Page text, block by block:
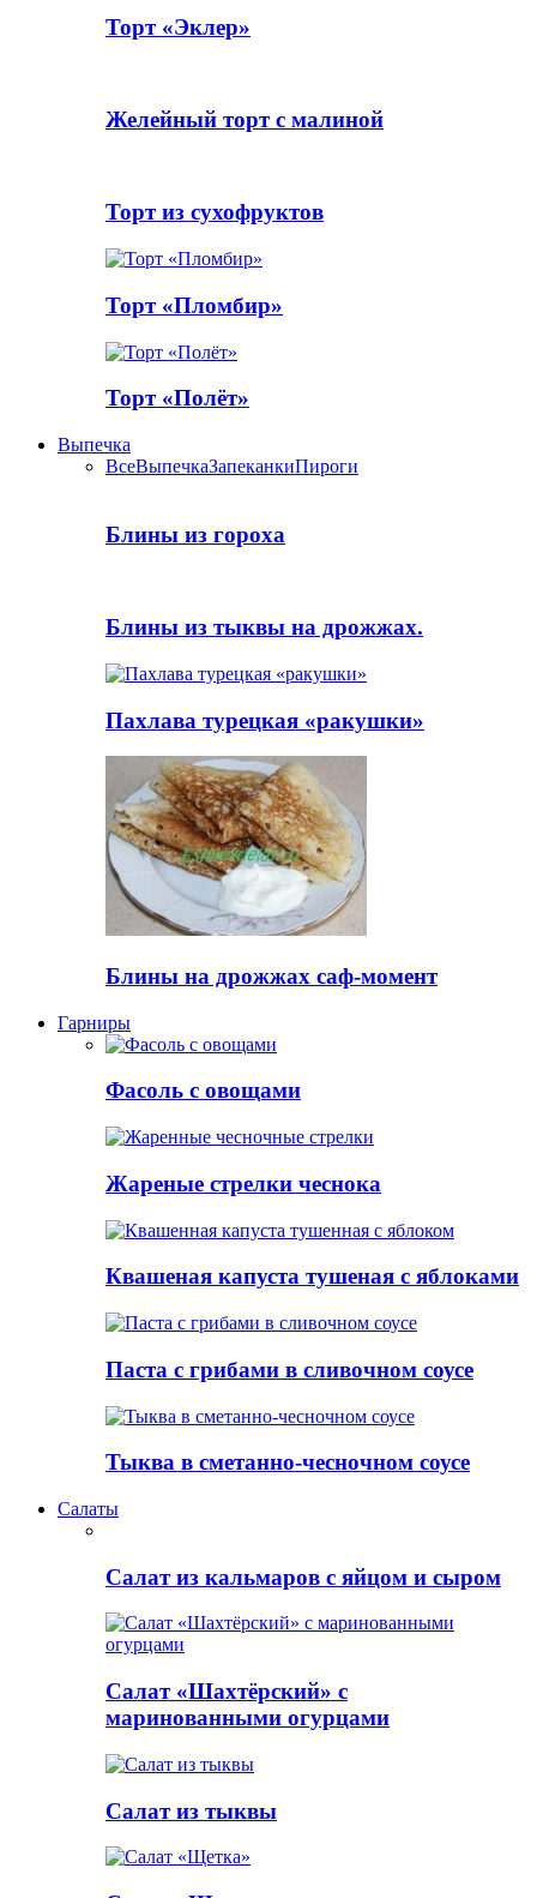
Торт «Эклер»
Желейный торт с малиной
Торт из сухофруктов
Торт «Пломбир»
Торт «Полёт»
Выпечка
ВсеВыпечкаЗапеканкиПироги
Блины из гороха
Блины из тыквы на дрожжах.
Пахлава турецкая «ракушки»
Блины на дрожжах саф-момент
Гарниры
Фасоль с овощами
Жареные стрелки чеснока
Квашеная капуста тушеная с яблоками
Паста с грибами в сливочном соусе
Тыква в сметанно-чесночном соусе
Салаты
Салат из кальмаров с яйцом и сыром
Салат «Шахтёрский» с
маринованными огурцами
Салат из тыквы